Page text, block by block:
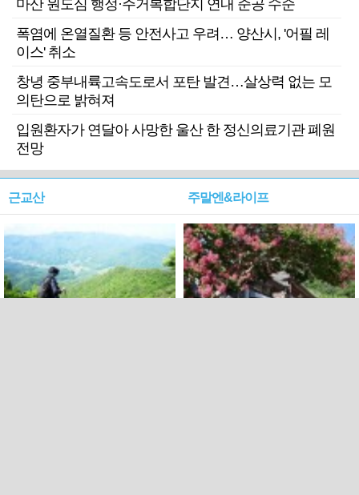
마산 원도심 행정·주거복합단지 연내 준공 수순
폭염에 온열질환 등 안전사고 우려… 양산시, '어필 레
이스' 취소
창녕 중부내륙고속도로서 포탄 발견…살상력 없는 모
의탄으로 밝혀져
입원환자가 연달아 사망한 울산 한 정신의료기관 폐원
전망
근교산 주말엔&라이프